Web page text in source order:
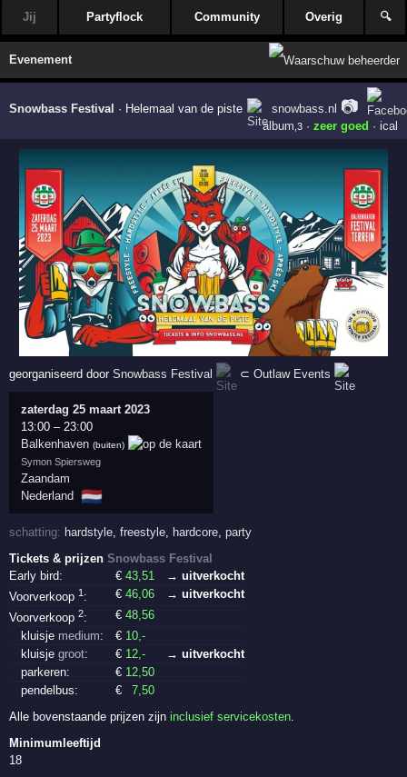
Jij Partyflock Community Overig 🔍
Evenement
Snowbass Festival · Helemaal van de piste snowbass.nl 📷
album ,3· zeer goed · ical
georganiseerd doorSnowbass Festival ⊂Outlaw Events
zaterdag 25 maart 2023
13:00 –23:00
Balkenhaven (buiten)
Symon Spiersweg
Zaandam
Nederland
🇳🇱
schatting: hardstyle ,freestyle hardcore ,party
Tickets & prijzenSnowbass Festival
Early bird:
€43 ,51
→ uitverkocht
Voorverkoop1 : €46 ,06
→ uitverkocht
Voorverkoop2: €48 ,56
kluisje medium: € 10 ,-
kluisjegroot: € 12 ,-
→ uitverkocht
parkeren:
€ 12 ,50
pendelbus:
€ 7 ,50
Alle bovenstaande prijzen zijninclusief servicekosten.
Minimumleeftijd
18